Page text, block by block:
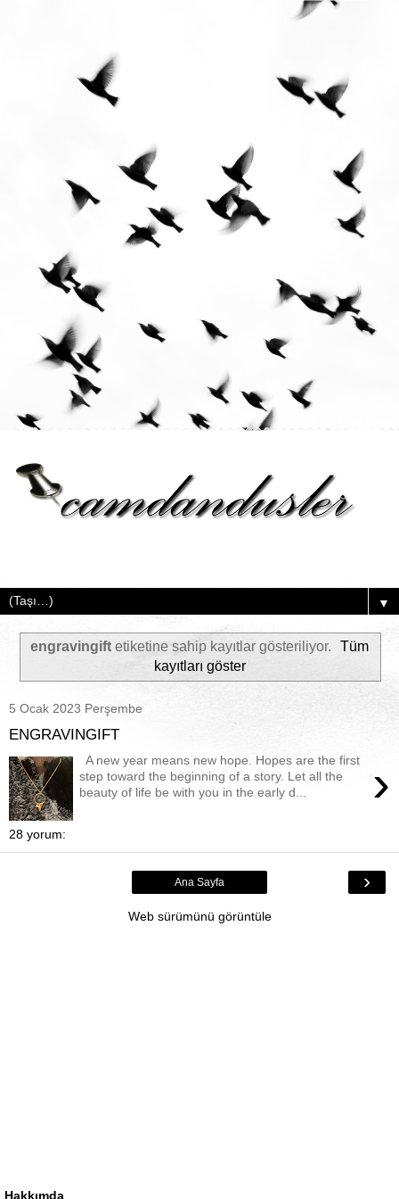
▼
engravingiftetiketine sahip kayıtlar gösteriliyor.
Tüm
kayıtları göster
5 Ocak 2023 Perşembe
ENGRAVINGIFT
›
A new year means new hope. Hopes are the first
step toward the beginning of a story. Let all the
beauty of life be with you in the early d...
28 yorum:
›
Ana Sayfa
Web sürümünü görüntüle
Hakkımda